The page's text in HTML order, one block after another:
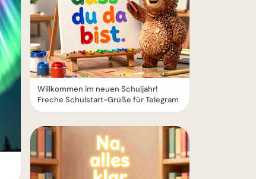
Willkommen im neuen Schuljahr!
Freche Schulstart-Grüße für Telegram